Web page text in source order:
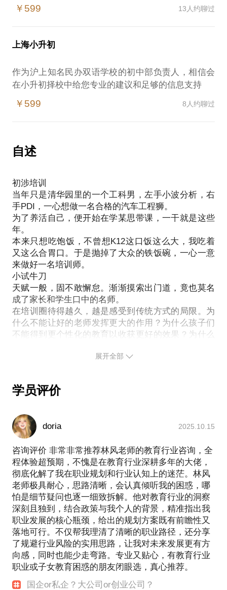
点？在线教育应该怎样寻找更有价值的课程内容？都
好；
学质量提高；
如果你是互联网教育产品经理，不妨，咱们谈谈怎么
来人的指点。
划，也许你同样处于类似的两难境地，不知如何抉
择。
每类企业的特点是什么？
每类企业适合哪种性格和能力的员工？
希望一次对谈和分享，能给你启发，作出内心的决
￥599 13人约聊过
上海小升初
作为沪上知名民办双语学校的初中部负责人，相信会
￥599 8人约聊过
自述
初涉培训
当年只是清华园里的一个工科男，左手小波分析，右
手PDI，一心想做一名合格的汽车工程狮。
为了养活自己，便开始在学某思带课，一干就是这些
年。
本来只想吃饱饭，不曾想K12这口饭这么大，我吃着
又这么合胃口。于是抛掉了大众的铁饭碗，一心一意
来做好一名培训师。
小试牛刀
天赋一般，固不敢懈怠。渐渐摸索出门道，竟也莫名
成了家长和学生口中的名师。
在培训圈待得越久，越是感受到传统方式的局限。为
什么不能让好的老师发挥更大的作用？为什么孩子们
不能得到更个性化的教育以收获更好的效果？为什么
课？到底是否能通过互联网使学习更有效，更便捷，
为了给这些问题找个一个好的答案，也为了让大家能
任怨的产品汪。庆幸自己有这么一帮伙伴，或许我们
不是圈儿里最耀眼的，最知名的，但我们努力成为真
正能给用户提供价值的。我们只是希望教育这个事
儿，能更轻松，更有效一些。
Enjoy your study～欢迎交流。
展开全部
学员评价
doria 2025.10.15
咨询评价 非常非常推荐林风老师的教育行业咨询，全
程体验超预期，不愧是在教育行业深耕多年的大佬，
彻底化解了我在职业规划和行业认知上的迷茫。林风
老师极具耐心，思路清晰，会认真倾听我的困惑，哪
怕是细节疑问也逐一细致拆解。他对教育行业的洞察
深刻且独到，结合政策与我个人的背景，精准指出我
职业发展的核心瓶颈，给出的规划方案既有前瞻性又
落地可行。不仅帮我理清了清晰的职业路径，还分享
了规避行业风险的实用思路，让我对未来发展更有方
向感，同时也能少走弯路。专业又贴心，有教育行业
职业或子女教育困惑的朋友闭眼选，真心推荐。
国企or私企？大公司or创业公司？